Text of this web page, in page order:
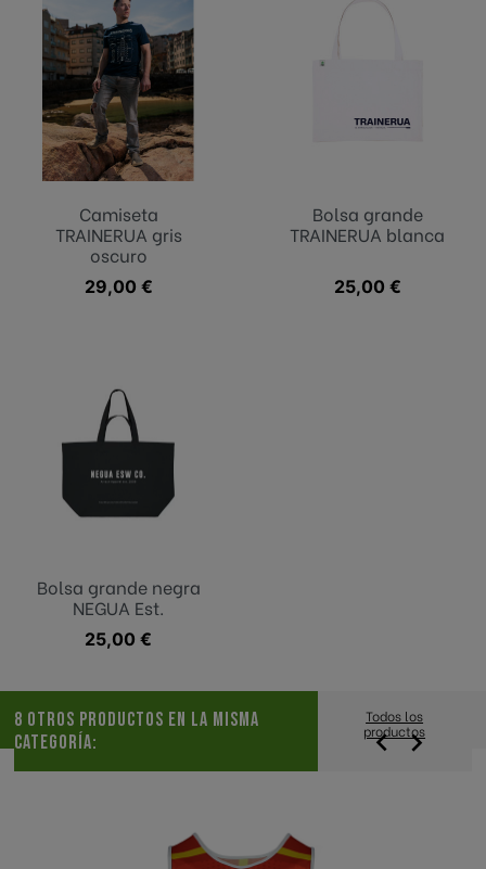
Camiseta
TRAINERUA gris
oscuro
Precio
29,00 €
Bolsa grande
TRAINERUA blanca
Precio
25,00 €
Bolsa grande negra
NEGUA Est.
Precio
25,00 €
8 OTROS PRODUCTOS EN LA MISMA
CATEGORÍA:
Todos los
productos
